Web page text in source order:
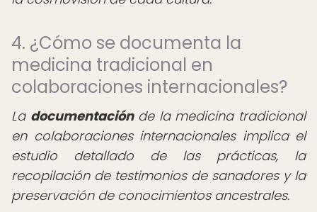
4. ¿Cómo se documenta la
medicina tradicional en
colaboraciones internacionales?
La documentaciónde la medicina tradicional
en colaboraciones internacionales implica el
estudio detallado de las prácticas, la
recopilación de testimonios de sanadores y la
preservación de conocimientos ancestrales.